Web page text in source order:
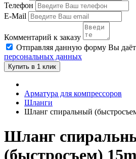
Телефон
E-Mail
Комментарий к заказу
Отправляя данную форму Вы
персональных данных
Купить в 1 клик
Арматура для компрессоров
Шланги
Шланг спиральный
Шланг
(быстросъем)